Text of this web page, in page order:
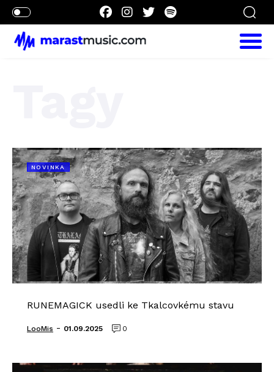
NOVINKA
RUNEMAGICK usedli ke Tkalcovkému stavu
LooMis - 01.09.2025 0